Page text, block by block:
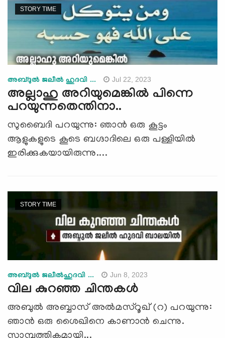
STORY TIME
അബ്ദുല്‍ ജലീല്‍ ഹുദവി ... Jul 22, 2023
അല്ലാഹു അറിയുമെങ്കില്‍ പിന്നെ
പറയുന്നതെന്തിനാ..
സുബൈദി പറയുന്നു: ഞാൻ ഒരു കൂട്ടം
ആളുകളുടെ കൂടെ ബഗ്ദാദിലെ ഒരു പള്ളിയില്‍
ഇരിക്കുകയായിരുന്നു....
STORY TIME
അബ്ദുല്‍ ജലീല്‍ഹുദവി ... Jun 8, 2023
വില കുറഞ്ഞ ചിന്തകൾ
അബുൽ അബ്ബാസ് അൽമസ്റൂഖ് (റ) പറയുന്നു:
ഞാൻ ഒരു ശൈഖിനെ കാണാൻ ചെന്നു.